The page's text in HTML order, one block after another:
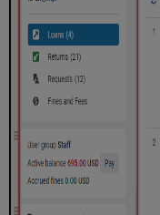
prêts
demandes
amendes
et